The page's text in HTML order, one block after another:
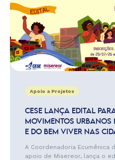
Apoio a Projetos
CESE LANÇA EDITAL
MOVIMENTOS URBANOS
E DO BEM VIVER NAS
A Coordenadoria Ecumênica
apoio de Misereor, lança o